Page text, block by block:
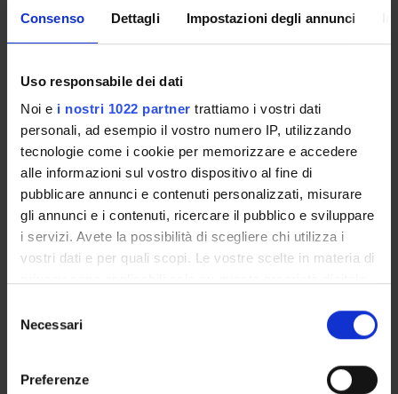
Consenso Dettagli Impostazioni degli annunci
Uso responsabile dei dati
Noi e i nostri 1022 partner trattiamo i vostri dati
personali, ad esempio il vostro numero IP, utilizzando
tecnologie come i cookie per memorizzare e accedere
alle informazioni sul vostro dispositivo al fine di
pubblicare annunci e contenuti personalizzati, misurare
gli annunci e i contenuti, ricercare il pubblico e sviluppare
i servizi. Avete la possibilità di scegliere chi utilizza i
vostri dati e per quali scopi. Le vostre scelte in materia di
modificare o revocare il proprio consenso in qualsiasi
momento dalla Dichiarazione sui cookie o facendo clic
delNecessari
Preferenze
Organo di controllo
Gestione didattica e studenti
Unità operativa Segreteria dei Corsi di Studio Economia
Sede
VERONA
Dipartimento di riferimento
Management
Dipartimenti associati
Scienze Economiche
Scienze Giuridiche
Macro area
Area disciplinare